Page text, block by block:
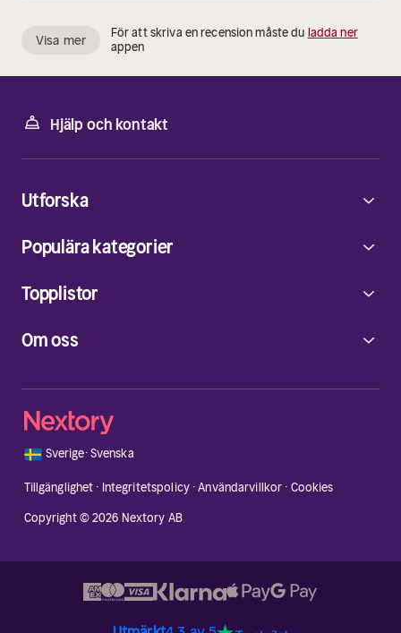
Visa mer För att skriva en recension måste du ladda ner
appen
Hjälp och kontakt
Om oss
Utforska
Populära kategorier
Topplistor
🇸🇪 Sverige·Svenska
Tillgänglighet · Integritetspolicy·Användarvillkor · Cookies
Copyright © 2026 Nextory AB